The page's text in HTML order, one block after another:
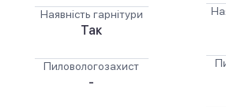
Наявність гарнітури
Так
Пиловологозахист
-